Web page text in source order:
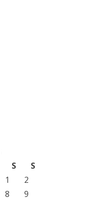
S
S
1
2
8
9